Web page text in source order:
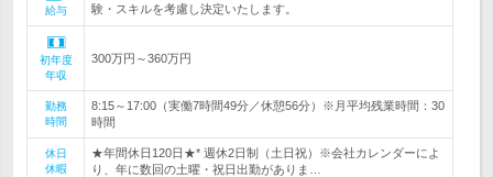
給与
験・スキルを考慮し決定いたします。
初年度
年収
300万円～360万円
勤務
時間
8:15～17:00（実働7時間49分／休憩56分）※月平均残業時間：30
時間
休日
休暇
★年間休日120日★* 週休2日制（土日祝）※会社カレンダーによ
り、年に数回の土曜・祝日出勤がありま…